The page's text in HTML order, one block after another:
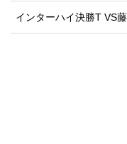
インターハイ決勝T VS